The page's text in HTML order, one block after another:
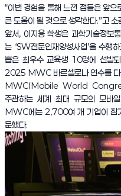
“이번 경험을 통해 느낀 점들은 앞
큰 도움이 될 것으로 생각한다.”고 소
앞서, 이지용 학생은 과학기술정보
는 ‘SW전문인재양성사업’을 수행
뽑은 최우수 교육생 10명에 선발
2025 MWC 바르셀로나 연수를 다
MWC(Mobile World
주관하는 세계 최대 규모의 모바
MWC에는 2,700여 개 기업이 참
문했다.